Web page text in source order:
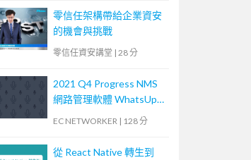
零信任架構帶給企業資安
的機會與挑戰
零信任資安講堂 | 28 分
2021 Q4 Progress NMS
網路管理軟體 WhatsUp
Gold 基礎培訓課程 (2)
EC NETWORKER | 128 分
從 React Native 轉生到